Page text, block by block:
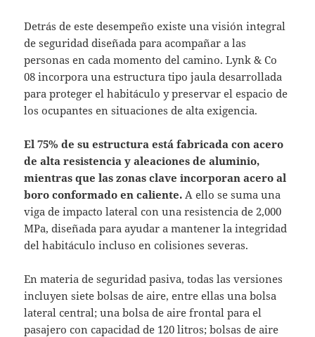
Detrás de este desempeño existe una visión integral
de seguridad diseñada para acompañar a las
personas en cada momento del camino. Lynk & Co
08 incorpora una estructura tipo jaula desarrollada
para proteger el habitáculo y preservar el espacio de
los ocupantes en situaciones de alta exigencia.
El 75% de su estructura está fabricada con acero
de alta resistencia y aleaciones de aluminio,
mientras que las zonas clave incorporan acero al
boro conformado en caliente. A ello se suma una
viga de impacto lateral con una resistencia de 2,000
MPa, diseñada para ayudar a mantener la integridad
del habitáculo incluso en colisiones severas.
En materia de seguridad pasiva, todas las versiones
incluyen siete bolsas de aire, entre ellas una bolsa
lateral central; una bolsa de aire frontal para el
pasajero con capacidad de 120 litros; bolsas de aire